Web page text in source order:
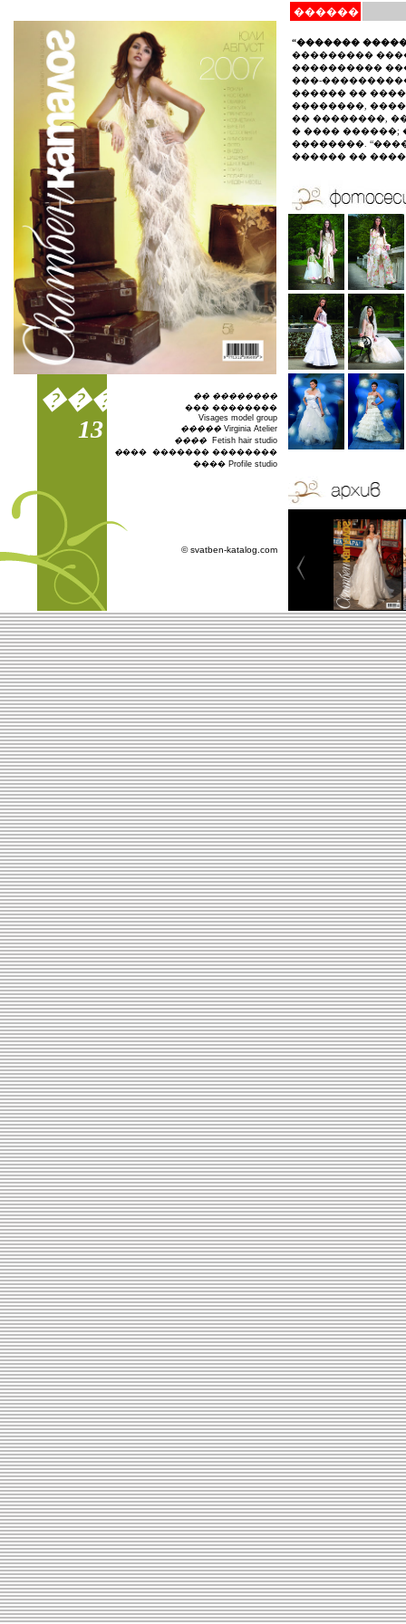
����
13
�� ��������
��� ��������
Visages model group
�����Virginia Atelier
���� Fetish hair studio
���� ������� ��������
���� Profile studio
© svatben-katalog.com
������
“�������
���������
����������
���-
������ ��
��������,
�� ��������,
� ���� ������;
��������.
������ ��